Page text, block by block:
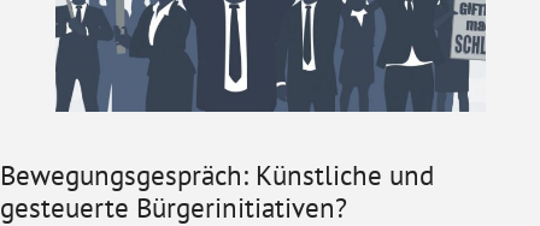
Bewegungsgespräch: Künstliche und
gesteuerte Bürgerinitiativen?